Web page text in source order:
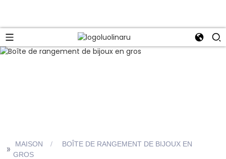
>> MAISON
BOÎTE DE RANGEMENT DE BIJOUX EN
GROS